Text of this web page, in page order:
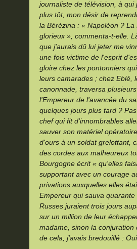
journaliste de télévision, à
plus tôt, mon désir de
la Bérézina : « Napoléon ?
glorieux », commenta-t-elle.
que j'aurais dû lui jeter me
une fois victime de l'esprit
gloire chez les pontonniers
leurs camarades ; chez Eblé,
canonnade, traversa
l'Empereur de l'avancée du
quelques jours plus tard ?
chef qui fit d'innombrables
sauver son matériel
d'ours à un soldat grelottant,
des cordes aux malheureux
Bourgogne écrit « qu'elles
supportant avec un courage
privations auxquelles elles
Empereur qui sauva
Russes juraient trois jours
sur un million de leur
madame, sinon la
de cela, j'avais bredouillé :